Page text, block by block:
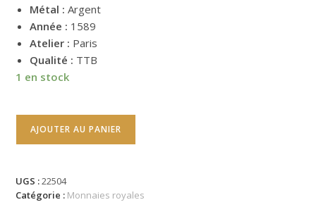
Métal : Argent
Année : 1589
Atelier : Paris
Qualité : TTB
1 en stock
AJOUTER AU PANIER
UGS :22504
Catégorie : Monnaies royales